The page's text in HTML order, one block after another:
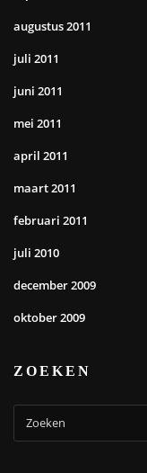
augustus 2011
juli 2011
juni 2011
mei 2011
april 2011
maart 2011
februari 2011
juli 2010
december 2009
oktober 2009
ZOEKEN